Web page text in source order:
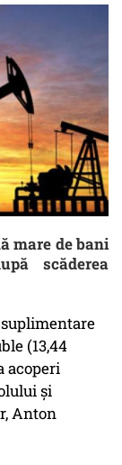
mare de bani
scăderea
(13,44
acoperi
și
Anton